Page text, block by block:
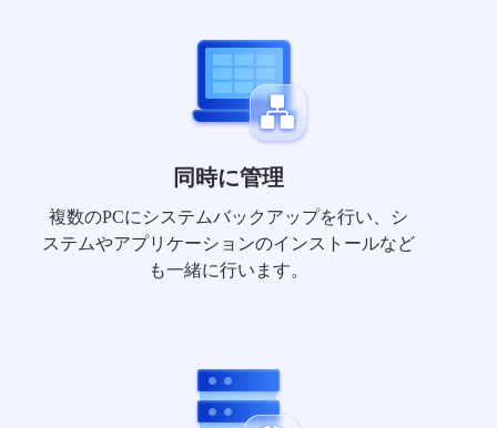
同時に管理
複数のPCにシステムバックアップを行い、シ
ステムやアプリケーションのインストールなど
も一緒に行います。